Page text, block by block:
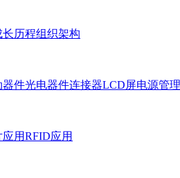
长历程组织架构
器件光电器件连接器LCD屏电源管理
用RFID应用